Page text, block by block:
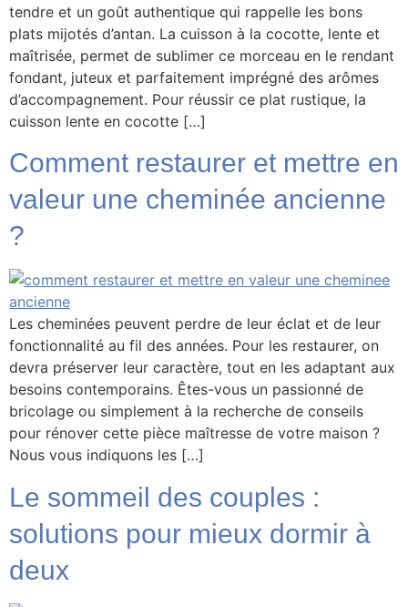
tendre et un goût authentique qui rappelle les bons
plats mijotés d’antan. La cuisson à la cocotte, lente et
maîtrisée, permet de sublimer ce morceau en le rendant
fondant, juteux et parfaitement imprégné des arômes
d’accompagnement. Pour réussir ce plat rustique, la
cuisson lente en cocotte […]
Comment restaurer et mettre en
valeur une cheminée ancienne
?
Les cheminées peuvent perdre de leur éclat et de leur
fonctionnalité au fil des années. Pour les restaurer, on
devra préserver leur caractère, tout en les adaptant aux
besoins contemporains. Êtes-vous un passionné de
bricolage ou simplement à la recherche de conseils
pour rénover cette pièce maîtresse de votre maison ?
Nous vous indiquons les […]
Le sommeil des couples :
solutions pour mieux dormir à
deux